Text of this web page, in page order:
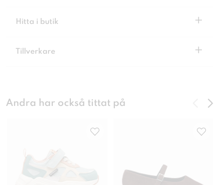
Hitta i butik +
Tillverkare +
Andra har också tittat på